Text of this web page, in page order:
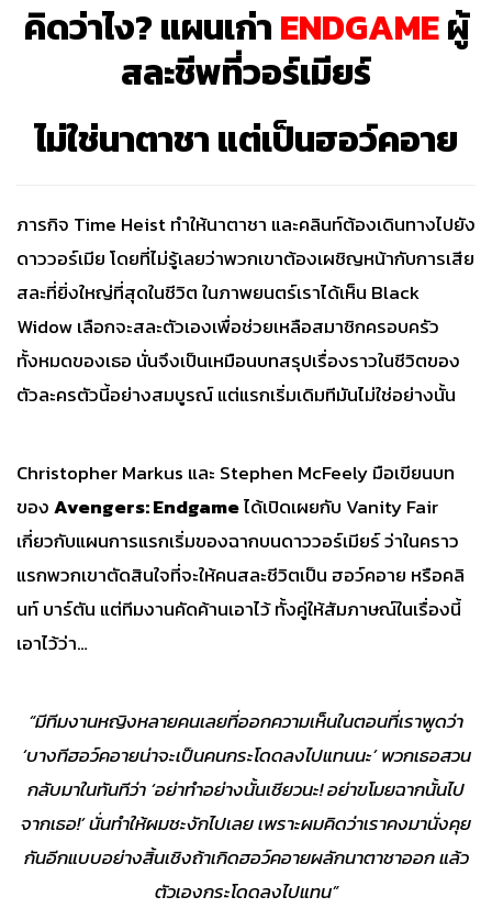
คิดว่าไง? แผนเก่าENDGAMEผู้
สละชีพที่วอร์เมียร์
ไม่ใช่นาตาชา แต่เป็นฮอว์คอาย
ภารกิจ Time Heist ทำให้นาตาชา และคลินท์ต้องเดินทางไปยัง
ดาววอร์เมีย โดยที่ไม่รู้เลยว่าพวกเขาต้องเผชิญหน้ากับการเสีย
สละที่ยิ่งใหญ่ที่สุดในชีวิต ในภาพยนตร์เราได้เห็น Black
Widow เลือกจะสละตัวเองเพื่อช่วยเหลือสมาชิกครอบครัว
ทั้งหมดของเธอ นั่นจึงเป็นเหมือนบทสรุปเรื่องราวในชีวิตของ
ตัวละครตัวนี้อย่างสมบูรณ์ แต่แรกเริ่มเดิมทีมันไม่ใช่อย่างนั้น
Christopher Markus และ Stephen McFeely มือเขียนบท
ของAvengers: Endgameได้เปิดเผยกับ Vanity Fair
เกี่ยวกับแผนการแรกเริ่มของฉากบนดาววอร์เมียร์ ว่าในคราว
แรกพวกเขาตัดสินใจที่จะให้คนสละชีวิตเป็น ฮอว์คอาย หรือคลิ
นท์ บาร์ตัน แต่ทีมงานคัดค้านเอาไว้ ทั้งคู่ให้สัมภาษณ์ในเรื่องนี้
เอาไว้ว่า…
“มีทีมงานหญิงหลายคนเลยที่ออกความเห็นในตอนที่เราพูดว่า
‘บางทีฮอว์คอายน่าจะเป็นคนกระโดดลงไปแทนนะ’ พวกเธอสวน
กลับมาในทันทีว่า ‘อย่าทำอย่างนั้นเชียวนะ! อย่าขโมยฉากนั้นไป
จากเธอ!’ นั่นทำให้ผมชะงักไปเลย เพราะผมคิดว่าเราคงมานั่งคุย
กันอีกแบบอย่างสิ้นเชิงถ้าเกิดฮอว์คอายผลักนาตาชาออก แล้ว
ตัวเองกระโดดลงไปแทน”